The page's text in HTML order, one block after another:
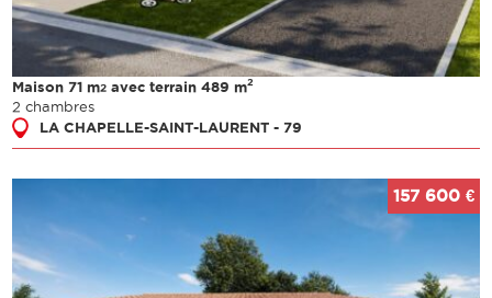
Maison 71 m2 avec terrain 489 m2
2 chambres
LA CHAPELLE-SAINT-LAURENT - 79
157 600 €